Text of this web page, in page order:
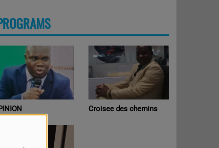
Croisee des chemins